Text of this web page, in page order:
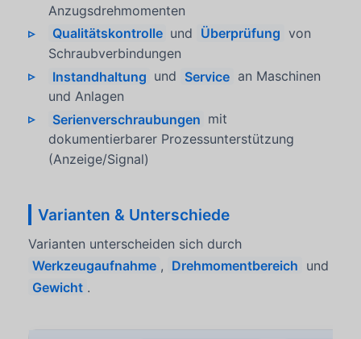
Anzugsdrehmomenten
Qualitätskontrolle und Überprüfung von
Schraubverbindungen
Instandhaltung und Service an Maschinen
und Anlagen
Serienverschraubungen mit
dokumentierbarer Prozessunterstützung
(Anzeige/Signal)
Varianten & Unterschiede
Varianten unterscheiden sich durch
Werkzeugaufnahme , Drehmomentbereich und
Gewicht .